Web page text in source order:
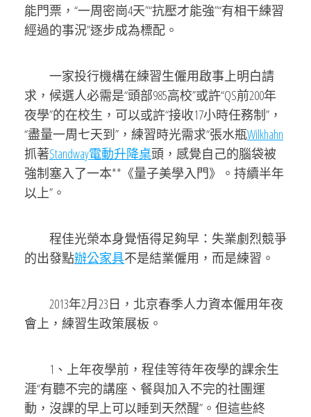
能門票，“一周密崗4天”“抗壓才能強”“有相干練習
經過的事況”逐步成為標配。
一家投行機構在練習生僱用啟事上明白請
求，候選人必需是“頭部985高校”或許“QS前200年
夜學”的在校生，可以或許“接收17小時任務制”，
“盡量一周七天到”，練習時光需求“張水瓶Wilkhahn
抓著Standway電動升降桌頭，感覺自己的腦袋被
強制塞入了一本**《量子美學入門》。持續半年
以上”。
程佳光榮本身覺悟得足夠早：失業劇烈競爭
的出發點辦公家具不是結業僱用，而是練習。
2013年2月23日，北京春季人力資本僱用年夜
會上，練習生政策展板。
1、上年夜學前，程佳等待年夜學的課余生
涯“有聽不完的講座、餐與加入不完的社團運
動，沒課的早上可以睡到天然醒”。但這些終